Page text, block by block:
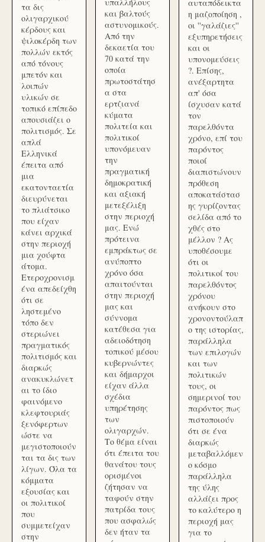
τα δις
ολιγαρχικού
κέρδους και
ψιλοκέρδη των
πολλών εκτός
από τόνους
μπετόν και
λοιπών
υλικών σε
τοπικό επίπεδο
απουσιάζει ο
πολιτισμός. Σε
απλά
Ελληνικά
έπειτα από
μια
εκατονταετία
διευρύνεται
το πλιάτσικο
που είχαν
κάνει αρχικά
στην περιοχή
μια χούφτα
άτομα.
Ετεροχρονισμ
ένα απεδείχθη
ότι σε
ληστεμένο
τόπο δεν
στεριώνει
πραγματικός
πολιτισμός και
διαρκώς
ανακυκλώνετ
αι το ίδιο
φαινόμενο
κλεφτουριάς
ξενόφερτων
ώστε να
μεγιστοποιούν
ται τα δις των
λίγων. Όλα τα
κόμματα
εξουσίας και
οι πολιτικοί
που
συμμετείχαν
στην
και βαλτούς
αστυνομικούς.
Από την
δεκαετία του
70 κατά την
οποία
πρωτοστάτησ
α στα
ερτζιανά
κύματα
πολιτεία και
πολιτικοί
υπονόμευαν
την
πραγματική
δημοκρατική
και αξιακή
μετεξέλιξη
στην περιοχή
μας. Ενώ
πρότεινα
εμπράκτως σε
ανύποπτο
χρόνο όσα
απαιτούνται
στην περιοχή
μας και
σύννομα
κατέθεσα για
αδειοδότηση
τοπικού μέσου
κυβερνώντες
και δήμαρχοι
είχαν άλλα
σχέδια
υπηρέτησης
των
ολιγαρχών.
Το θέμα είναι
ότι έπειτα του
θανάτου τους
ορισμένοι
ζήτησαν να
ταφούν στην
πατρίδα τους
που ασφαλώς
δεν ήταν τα
αυταπόδεικτα
η μαζοποίηση ,
οι ''γαλάζιες''
εξυπηρετήσεις
και οι
υπονομεύσεις
?. Επίσης,
ανέξαρτητα
απ' όσα
ίσχυσαν κατά
τον
παρελθόντα
χρόνο, επί του
παρόντος
ποιοί
διαπιστώνουν
πρόθεση
αποκατάστασ
ης γυρίζοντας
σελίδα από το
χθές στο
μέλλον ? Ας
υποθέσουμε
ότι οι
πολιτικοί του
παρελθόντος
χρόνου
ανήκουν στο
χρονοντούλαπ
ο της ιστορίας,
παράλληλα
των επιλογών
και των
πολιτικών
τους, οι
σημερινοί του
παρόντος πως
πιστοποιούν
ότι σε ένα
διαρκώς
μεταβαλλόμεν
ο κόσμο
παράλληλα
της ύλης
αλλάζει προς
το καλύτερο η
περιοχή μας
για το